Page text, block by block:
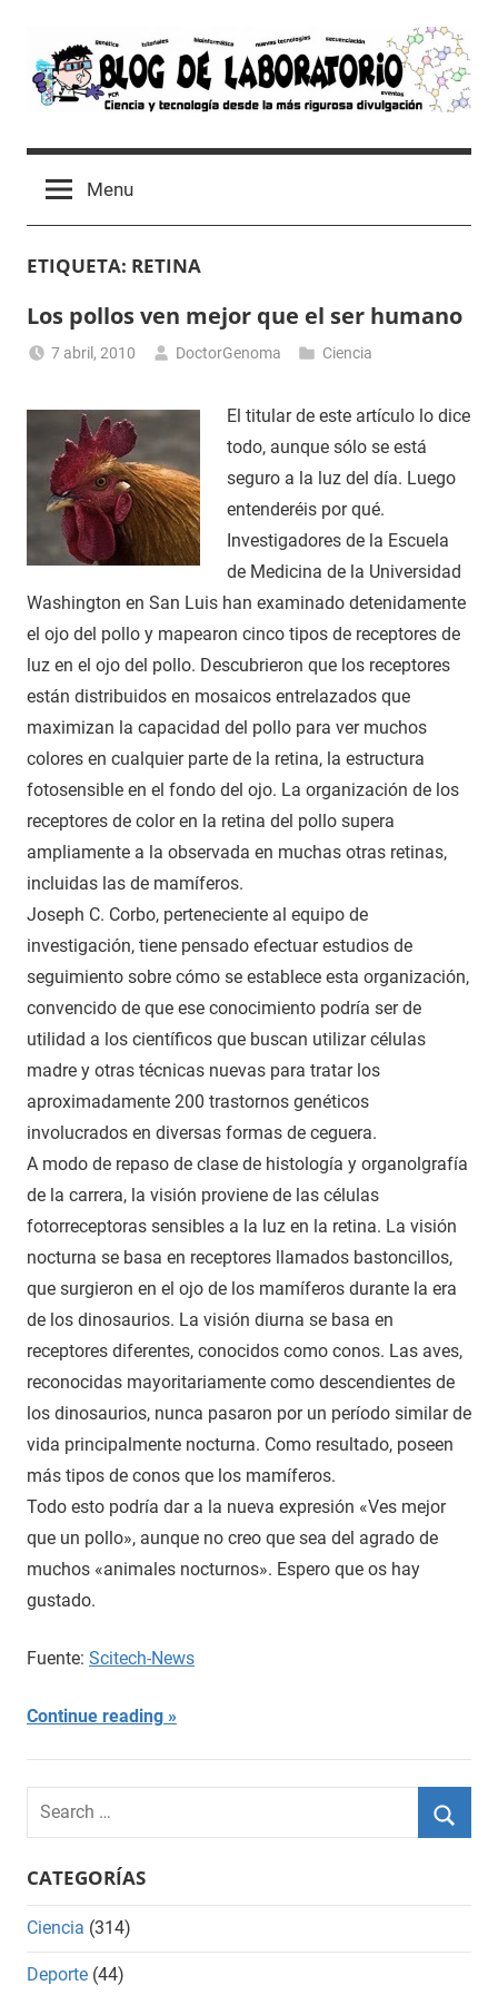
content
Blog
de
Laboratorio
Tutoriales,
Ocio
un
Laboratorio
Molecular
Menu
ETIQUETA: RETINA
Los pollos ven mejor que el ser humano
7 abril, 2010 DoctorGenoma Ciencia
El titular de este artículo lo dice
todo, aunque sólo se está
seguro a la luz del día. Luego
entenderéis por qué.
Investigadores de la Escuela
de Medicina de la Universidad
Washington en San Luis han examinado detenidamente
el ojo del pollo y mapearon cinco tipos de receptores de
luz en el ojo del pollo. Descubrieron que los receptores
están distribuidos en mosaicos entrelazados que
maximizan la capacidad del pollo para ver muchos
colores en cualquier parte de la retina, la estructura
fotosensible en el fondo del ojo. La organización de los
receptores de color en la retina del pollo supera
ampliamente a la observada en muchas otras retinas,
incluidas las de mamíferos.
Joseph C. Corbo, perteneciente al equipo de
investigación, tiene pensado efectuar estudios de
seguimiento sobre cómo se establece esta organización,
convencido de que ese conocimiento podría ser de
utilidad a los científicos que buscan utilizar células
madre y otras técnicas nuevas para tratar los
aproximadamente 200 trastornos genéticos
involucrados en diversas formas de ceguera.
A modo de repaso de clase de histología y organolgrafía
de la carrera, la visión proviene de las células
fotorreceptoras sensibles a la luz en la retina. La visión
nocturna se basa en receptores llamados bastoncillos,
que surgieron en el ojo de los mamíferos durante la era
de los dinosaurios. La visión diurna se basa en
receptores diferentes, conocidos como conos. Las aves,
reconocidas mayoritariamente como descendientes de
los dinosaurios, nunca pasaron por un período similar de
vida principalmente nocturna. Como resultado, poseen
más tipos de conos que los mamíferos.
Todo esto podría dar a la nueva expresión «Ves mejor
que un pollo», aunque no creo que sea del agrado de
muchos «animales nocturnos». Espero que os hay
gustado.
Fuente: Scitech-News
Continue reading
Search
for:
CATEGORÍAS
Ciencia (314)
Deporte (44)